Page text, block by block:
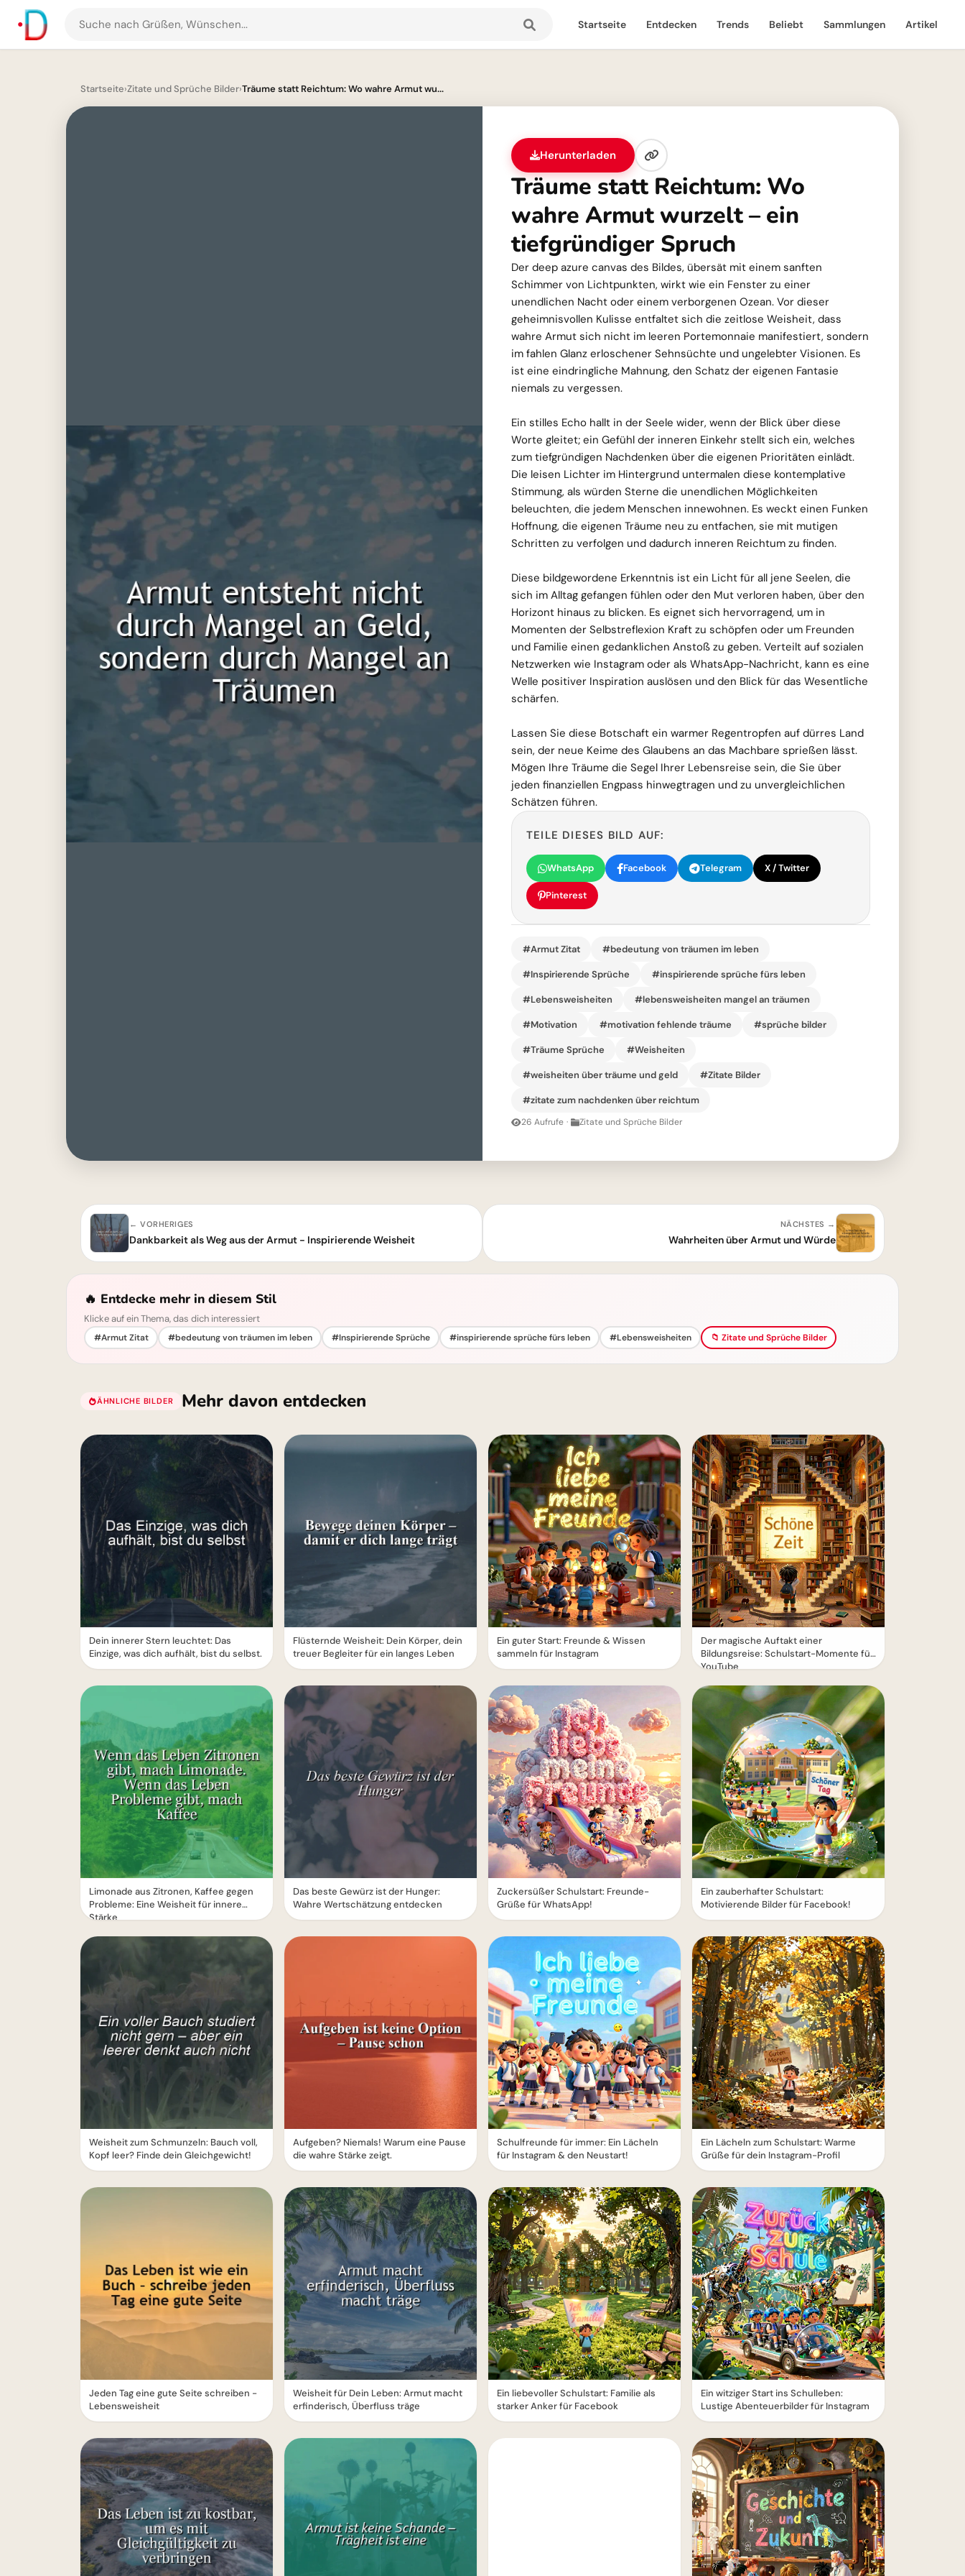
Suche
nach
und
Startseite Entdecken Trends Beliebt Sammlungen Artikel
Startseite›Zitate und Sprüche Bilder›Träume statt Reichtum: Wo wahre Armut wu...
Herunterladen
Träume statt Reichtum: Wo
wahre Armut wurzelt – ein
tiefgründiger Spruch
Der deep azure canvas des Bildes, übersät mit einem sanften
Schimmer von Lichtpunkten, wirkt wie ein Fenster zu einer
unendlichen Nacht oder einem verborgenen Ozean. Vor dieser
geheimnisvollen Kulisse entfaltet sich die zeitlose Weisheit, dass
wahre Armut sich nicht im leeren Portemonnaie manifestiert, sondern
im fahlen Glanz erloschener Sehnsüchte und ungelebter Visionen. Es
ist eine eindringliche Mahnung, den Schatz der eigenen Fantasie
niemals zu vergessen.
Ein stilles Echo hallt in der Seele wider, wenn der Blick über diese
Worte gleitet; ein Gefühl der inneren Einkehr stellt sich ein, welches
zum tiefgründigen Nachdenken über die eigenen Prioritäten einlädt.
Die leisen Lichter im Hintergrund untermalen diese kontemplative
Stimmung, als würden Sterne die unendlichen Möglichkeiten
beleuchten, die jedem Menschen innewohnen. Es weckt einen Funken
Hoffnung, die eigenen Träume neu zu entfachen, sie mit mutigen
Schritten zu verfolgen und dadurch inneren Reichtum zu finden.
Diese bildgewordene Erkenntnis ist ein Licht für all jene Seelen, die
sich im Alltag gefangen fühlen oder den Mut verloren haben, über den
Horizont hinaus zu blicken. Es eignet sich hervorragend, um in
Momenten der Selbstreflexion Kraft zu schöpfen oder um Freunden
und Familie einen gedanklichen Anstoß zu geben. Verteilt auf sozialen
Netzwerken wie Instagram oder als WhatsApp-Nachricht, kann es eine
Welle positiver Inspiration auslösen und den Blick für das Wesentliche
schärfen.
Lassen Sie diese Botschaft ein warmer Regentropfen auf dürres Land
sein, der neue Keime des Glaubens an das Machbare sprießen lässt.
Mögen Ihre Träume die Segel Ihrer Lebensreise sein, die Sie über
jeden finanziellen Engpass hinwegtragen und zu unvergleichlichen
Schätzen führen.
TEILE DIESES BILD AUF:
WhatsApp Facebook Telegram X / Twitter
Pinterest
#Armut Zitat #bedeutung von träumen im leben
#Inspirierende Sprüche #inspirierende sprüche fürs leben
#Lebensweisheiten #lebensweisheiten mangel an träumen
#Motivation #motivation fehlende träume #sprüche bilder
#Träume Sprüche #Weisheiten
#weisheiten über träume und geld #Zitate Bilder
#zitate zum nachdenken über reichtum
26 Aufrufe · Zitate und Sprüche Bilder
← VORHERIGES
Dankbarkeit als Weg aus der Armut - Inspirierende Weisheit
NÄCHSTES →
Wahrheiten über Armut und Würde
🔥 Entdecke mehr in diesem Stil
Klicke auf ein Thema, das dich interessiert
#Armut Zitat #bedeutung von träumen im leben #Inspirierende Sprüche #inspirierende sprüche fürs leben #Lebensweisheiten 📁 Zitate und Sprüche Bilder
ÄHNLICHE BILDER Mehr davon entdecken
Dein innerer Stern leuchtet: Das
Einzige, was dich aufhält, bist du selbst.
Limonade aus Zitronen, Kaffee gegen
Probleme: Eine Weisheit für innere
Stärke
Weisheit zum Schmunzeln: Bauch voll,
Kopf leer? Finde dein Gleichgewicht!
Jeden Tag eine gute Seite schreiben -
Lebensweisheit
Flüsternde Weisheit: Dein Körper, dein
treuer Begleiter für ein langes Leben
Das beste Gewürz ist der Hunger:
Wahre Wertschätzung entdecken
Aufgeben? Niemals! Warum eine Pause
die wahre Stärke zeigt.
Weisheit für Dein Leben: Armut macht
erfinderisch, Überfluss träge
Ein guter Start: Freunde & Wissen
sammeln für Instagram
Zuckersüßer Schulstart: Freunde-
Grüße für WhatsApp!
Schulfreunde für immer: Ein Lächeln
für Instagram & den Neustart!
Ein liebevoller Schulstart: Familie als
starker Anker für Facebook
Der magische Auftakt einer
Bildungsreise: Schulstart-Momente für
YouTube
Ein zauberhafter Schulstart:
Motivierende Bilder für Facebook!
Ein Lächeln zum Schulstart: Warme
Grüße für dein Instagram-Profil
Ein witziger Start ins Schulleben:
Lustige Abenteuerbilder für Instagram